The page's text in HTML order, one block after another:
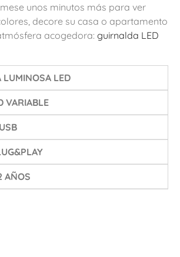
unos minutos más para ver
decore su casa o apartamento
acogedora: guirnalda LED
LUMINOSA LED
VARIABLE
AÑOS